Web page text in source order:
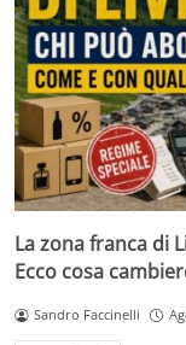
La zona franca di
Ecco cosa
Sandro Faccinelli